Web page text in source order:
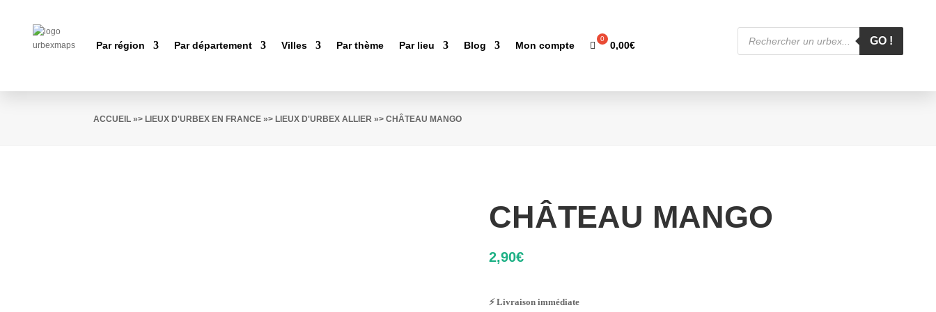
Par région Par département Villes Par thème Par lieu Blog Mon compte 0,00€
Recherche
produits
GO !
ACCUEIL »>LIEUX D'URBEX EN FRANCE »>LIEUX D'URBEX ALLIER »> CHÂTEAU MANGO
CHÂTEAU MANGO
2,90€
⚡ Livraison immédiate